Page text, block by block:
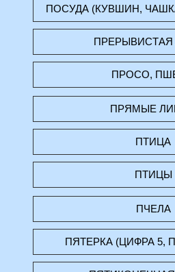
ПОСУДА (КУВШИН,
ПРЕРЫВИСТАЯ
ПРОСО,
ПРЯМЫЕ
ПТИЦА
ПТИЦЫ
ПЧЕЛА
ПЯТЕРКА (ЦИФРА 5,